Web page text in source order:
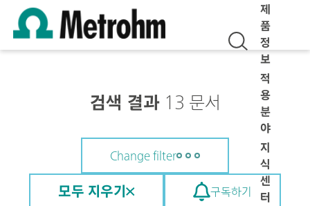
제
품
정
보
적
용
분
야
지
식
센
터
검색 결과13 문서
Change filter
모두 지우기 구독하기